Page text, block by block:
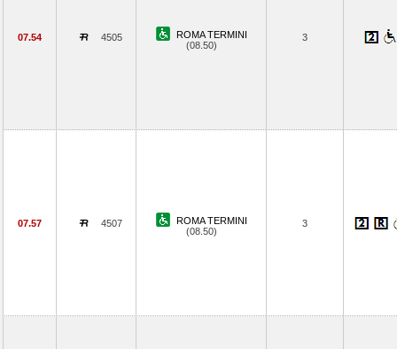
07.54 4505
ROMA TERMINI
(08.50)
3
07.57 4507
ROMA TERMINI
(08.50)
3